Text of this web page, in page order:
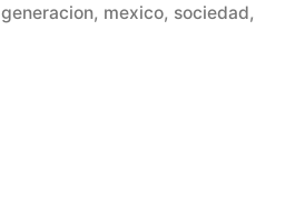
generacion, mexico, sociedad,